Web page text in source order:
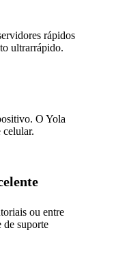
rápidos
ultrarrápido.
O Yola
celular.
ou entre
de suporte